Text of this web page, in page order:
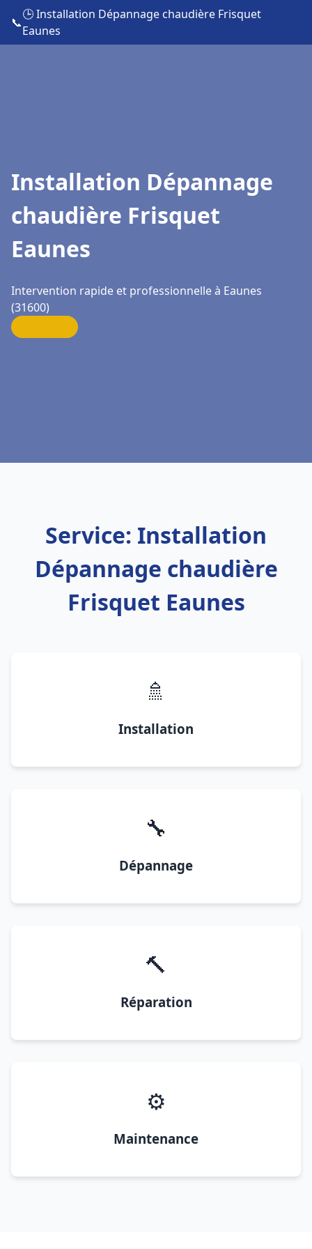
📞
🕒 Installation Dépannage chaudière Frisquet
Eaunes
Installation Dépannage
chaudière Frisquet
Eaunes
Intervention rapide et professionnelle à Eaunes
(31600)
Service: Installation
Dépannage chaudière
Frisquet Eaunes
🚿
Installation
🔧
Dépannage
🔨
Réparation
⚙️
Maintenance